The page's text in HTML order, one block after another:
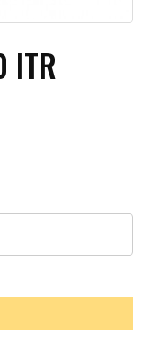
ITR